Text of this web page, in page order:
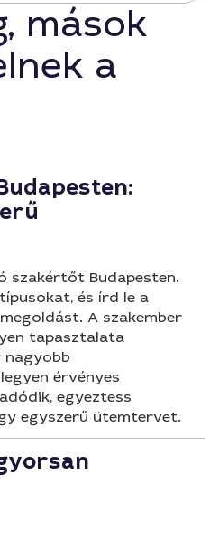
mások
a
szakértőt Budapesten.
és írd le a
A szakember
tapasztalata
érvényes
egyeztess
egyszerű ütemtervet.